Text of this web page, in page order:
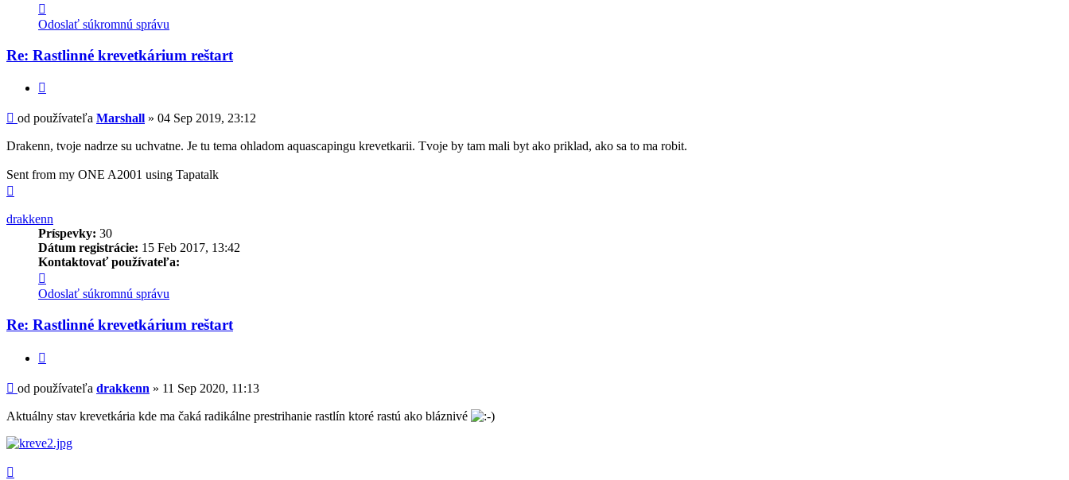
informácie
používateľa
Marshall
Odoslať súkromnú správu
Re: Rastlinné krevetkárium reštart
Príspevok
od používateľa Marshall » 04 Sep 2019, 23:12
Drakenn, tvoje nadrze su uchvatne. Je tu tema ohladom aquascapingu krevetkarii. Tvoje by tam mali byt ako priklad, ako sa to ma robit.
Sent from my ONE A2001 using Tapatalk
drakkenn
Príspevky: 30
Dátum registrácie: 15 Feb 2017, 13:42
Kontaktovať používateľa:
informácie
používateľa
drakkenn
Odoslať súkromnú správu
Re: Rastlinné krevetkárium reštart
Príspevok
od používateľa drakkenn » 11 Sep 2020, 11:13
Aktuálny stav krevetkária kde ma čaká radikálne prestrihanie rastlín ktoré rastú ako bláznivé